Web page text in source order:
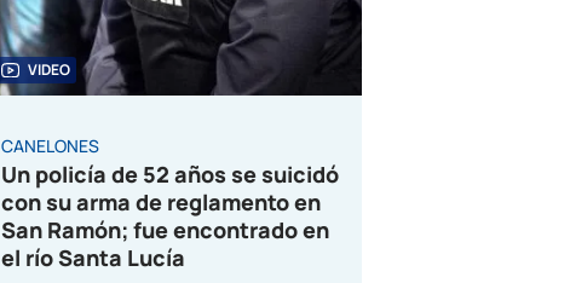
VIDEO
CANELONES
Un policía de 52 años se suicidó
con su arma de reglamento en
San Ramón; fue encontrado en
el río Santa Lucía